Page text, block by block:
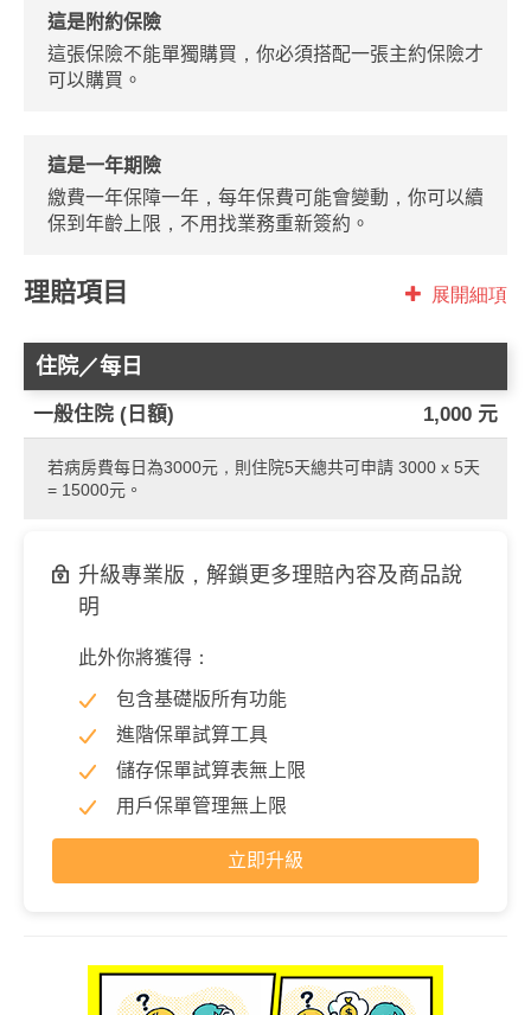
這是附約保險
這張保險不能單獨購買，你必須搭配一張主約保險才
可以購買。
這是一年期險
繳費一年保障一年，每年保費可能會變動，你可以續
保到年齡上限，不用找業務重新簽約。
理賠項目 展開細項
住院／每日
一般住院 (日額) 1,000 元
若病房費每日為3000元，則住院5天總共可申請 3000 x 5天
= 15000元。
升級專業版，解鎖更多理賠內容及商品說
明
此外你將獲得：
包含基礎版所有功能
進階保單試算工具
儲存保單試算表無上限
用戶保單管理無上限
立即升級